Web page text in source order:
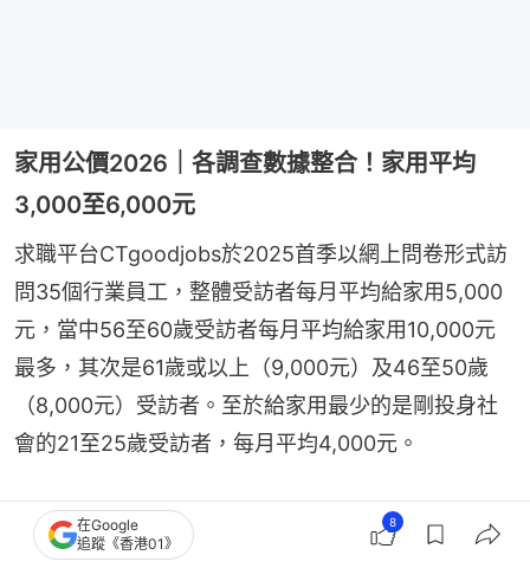
家用公價2026｜各調查數據整合！家用平均
3,000至6,000元
求職平台CTgoodjobs於2025首季以網上問卷形式訪
問35個行業員工，整體受訪者每月平均給家用5,000
元，當中56至60歲受訪者每月平均給家用10,000元
最多，其次是61歲或以上（9,000元）及46至50歲
（8,000元）受訪者。至於給家用最少的是剛投身社
會的21至25歲受訪者，每月平均4,000元。
在Google
追蹤《香港01》
8